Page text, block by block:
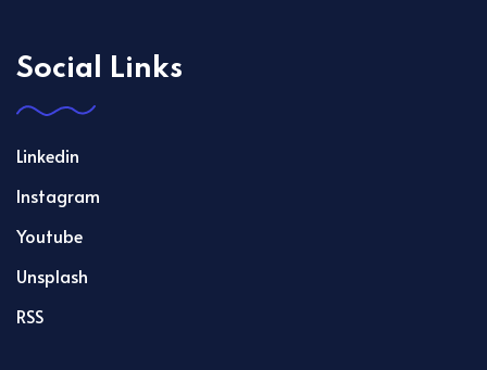
Social Links
Linkedin
Instagram
Youtube
Unsplash
RSS